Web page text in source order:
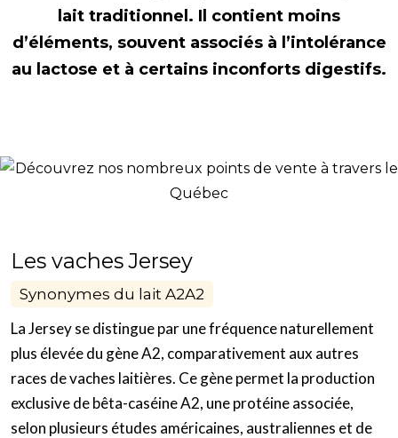
lait traditionnel. Il contient moins
d’éléments, souvent associés à l’intolérance
au lactose et à certains inconforts digestifs.
Les vaches Jersey
Synonymes du lait A2A2
La Jersey se distingue par une fréquence naturellement
plus élevée du gène A2, comparativement aux autres
races de vaches laitières. Ce gène permet la production
exclusive de bêta-caséine A2, une protéine associée,
selon plusieurs études américaines, australiennes et de